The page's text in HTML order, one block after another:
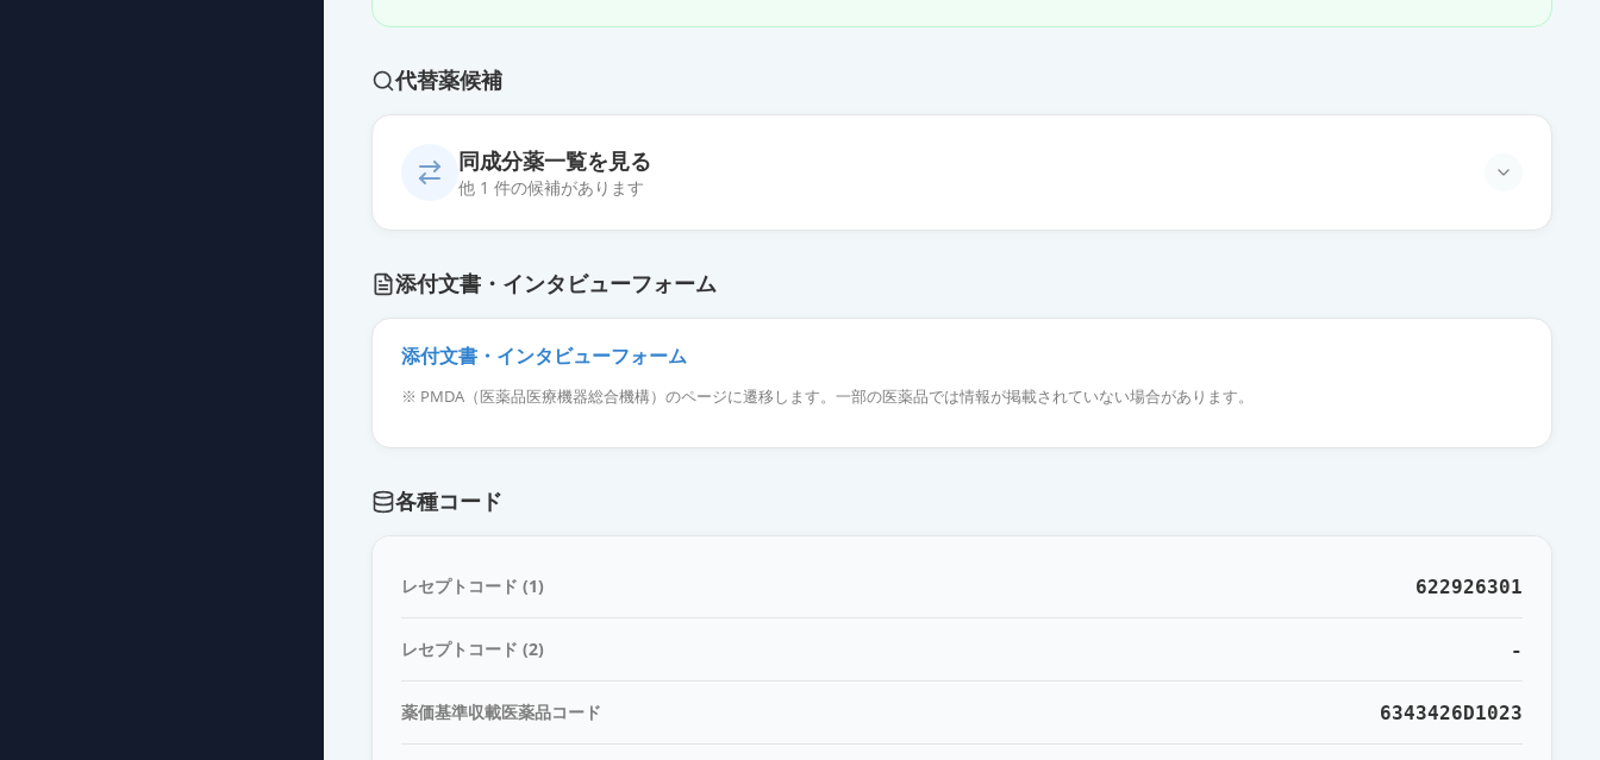
代替薬候補
同成分薬一覧を見る
他 1 件の候補があります
薬価 101325 円
添付文書・インタビューフォーム
添付文書・インタビューフォーム
※ PMDA（医薬品医療機器総合機構）のページに遷移します。一部の医薬品では情報が掲載されていない場合があります。
各種コード
レセプトコード (1) 622926301
レセプトコード (2) -
薬価基準収載医薬品コード 6343426D1023